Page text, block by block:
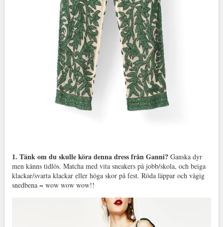
1. Tänk om du skulle köra denna dress från Ganni?Ganska dyr
men känns tidlös. Matcha med vita sneakers på jobb/skola, och beiga
klackar/svarta klackar eller höga skor på fest. Röda läppar och vågig
snedbena = wow wow wow!!